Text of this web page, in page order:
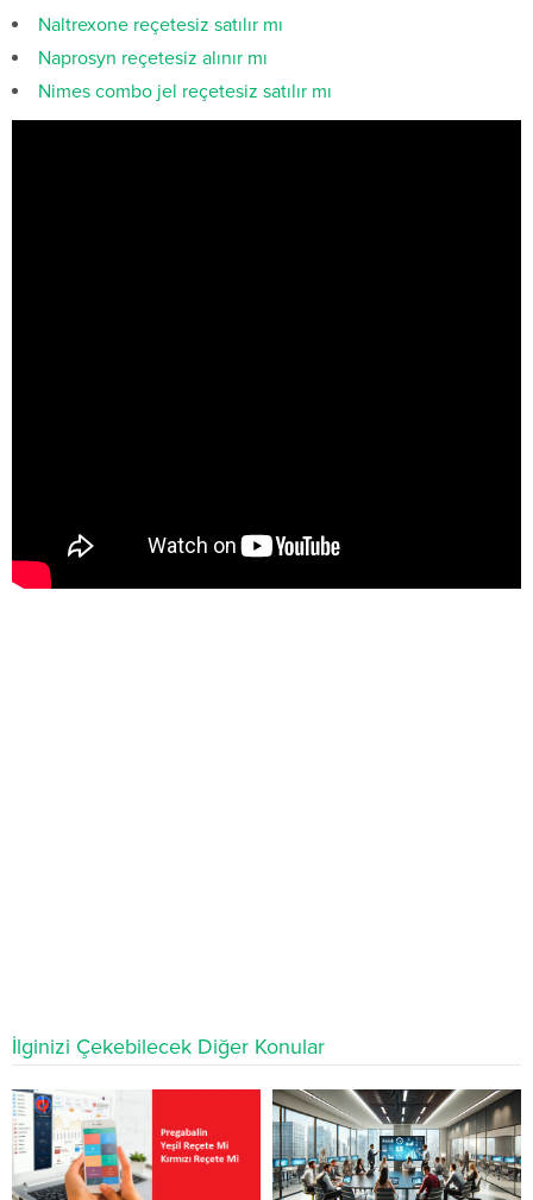
Naltrexone reçetesiz satılır mı
Naprosyn reçetesiz alınır mı
Nimes combo jel reçetesiz satılır mı
İlginizi Çekebilecek Diğer Konular